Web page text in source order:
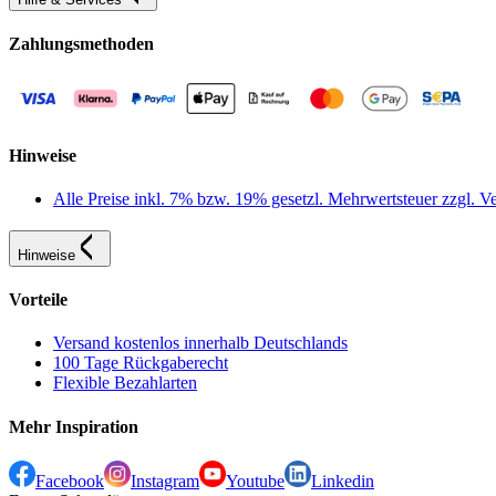
Zahlungsmethoden
Hinweise
Alle Preise inkl. 7% bzw. 19% gesetzl. Mehrwertsteuer zzgl.
Hinweise
Vorteile
Versand kostenlos innerhalb Deutschlands
100 Tage Rückgaberecht
Flexible Bezahlarten
Mehr Inspiration
Facebook Instagram Youtube
Linkedin